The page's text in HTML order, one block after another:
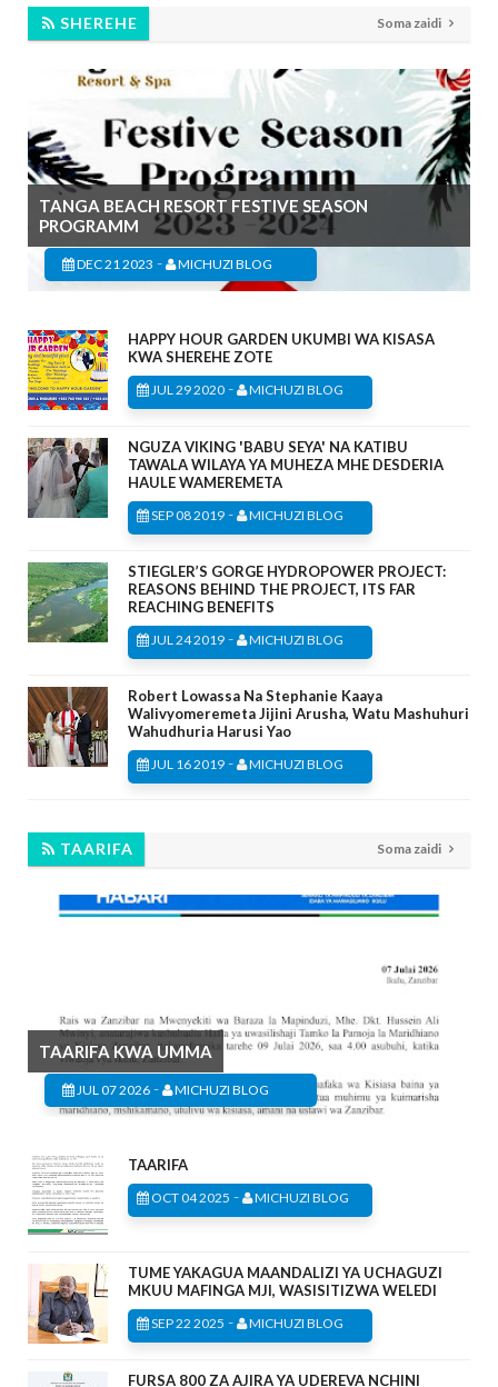
SHEREHE Soma zaidi
TANGA BEACH RESORT FESTIVE SEASON
PROGRAMM
DEC 21 2023 - MICHUZI BLOG
HAPPY HOUR GARDEN UKUMBI WA KISASA
KWA SHEREHE ZOTE
JUL 29 2020 - MICHUZI BLOG
NGUZA VIKING 'BABU SEYA' NA KATIBU
TAWALA WILAYA YA MUHEZA MHE DESDERIA
HAULE WAMEREMETA
SEP 08 2019 - MICHUZI BLOG
STIEGLER’S GORGE HYDROPOWER PROJECT:
REASONS BEHIND THE PROJECT, ITS FAR
REACHING BENEFITS
JUL 24 2019 - MICHUZI BLOG
Robert Lowassa Na Stephanie Kaaya
Walivyomeremeta Jijini Arusha, Watu Mashuhuri
Wahudhuria Harusi Yao
JUL 16 2019 - MICHUZI BLOG
TAARIFA Soma zaidi
TAARIFA KWA UMMA
JUL 07 2026 - MICHUZI BLOG
TAARIFA
OCT 04 2025 - MICHUZI BLOG
TUME YAKAGUA MAANDALIZI YA UCHAGUZI
MKUU MAFINGA MJI, WASISITIZWA WELEDI
SEP 22 2025 - MICHUZI BLOG
FURSA 800 ZA AJIRA YA UDEREVA NCHINI